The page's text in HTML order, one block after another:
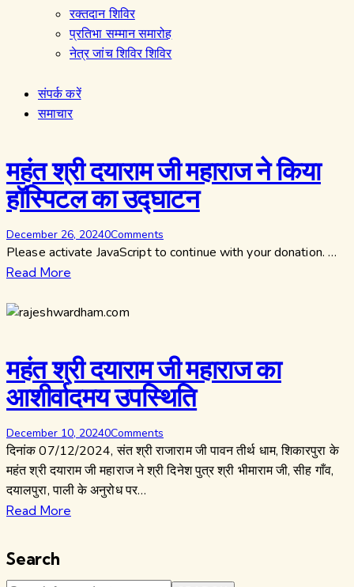
रक्तदान शिविर
प्रतिभा सम्मान समारोह
नेत्र जांच शिविर शिविर
संपर्क करें
समाचार
महंत श्री दयाराम जी महाराज ने किया
हॉस्पिटल का उद्घाटन
December 26, 20240Comments
Please activate JavaScript to continue with your donation. …
Read More
महंत श्री दयाराम जी महाराज का
आशीर्वादमय उपस्थिति
December 10, 20240Comments
दिनांक 07/12/2024, संत श्री राजाराम जी पावन तीर्थ धाम, शिकारपुरा के
महंत श्री दयाराम जी महाराज ने श्री दिनेश पुत्र श्री भीमाराम जी, सीह गाँव,
दयालपुरा, पाली के अनुरोध पर…
Read More
Search